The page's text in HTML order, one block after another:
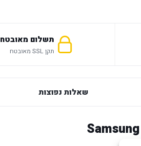
תשלום מאובטח
תקן SSL מאובטח
שאלות נפוצות